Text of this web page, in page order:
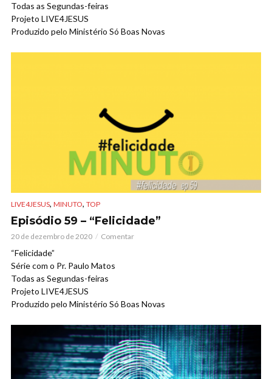
Todas as Segundas-feiras
Projeto LIVE4JESUS
Produzido pelo Ministério Só Boas Novas
LIVE4JESUS, MINUTO, TOP
Episódio 59 – “Felicidade”
20 de dezembro de 2020 Comentar
“Felicidade”
Série com o Pr. Paulo Matos
Todas as Segundas-feiras
Projeto LIVE4JESUS
Produzido pelo Ministério Só Boas Novas